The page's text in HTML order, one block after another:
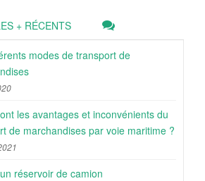
+ RÉCENTS
modes de transport de
les avantages et inconvénients du
de marchandises par voie maritime ?
réservoir de camion